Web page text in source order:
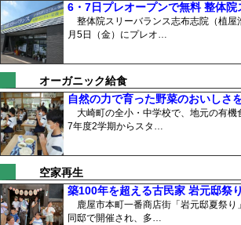
6・7日プレオープンで無料 整体
整体院スリーバランス志布志院（植屋
月5日（金）にプレオ…
オーガニック給食
自然の力で育った野菜のおいしさ
大崎町の全小・中学校で、地元の有機
7年度2学期からスタ…
空家再生
築100年を超える古民家 岩元邸祭
鹿屋市本町一番商店街「岩元邸夏祭り
同邸で開催され、多…